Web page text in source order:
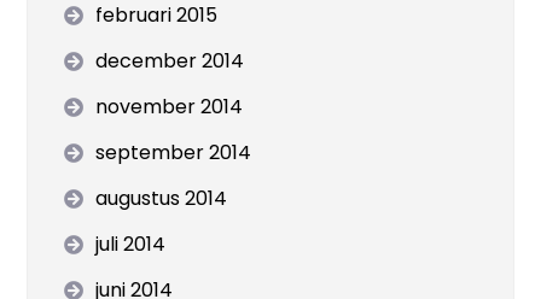
februari 2015
december 2014
november 2014
september 2014
augustus 2014
juli 2014
juni 2014